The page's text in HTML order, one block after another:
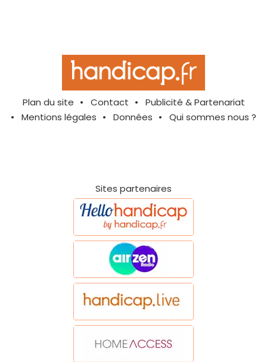
Plan du site Contact
Publicité & Partenariat
Mentions légales
Données Qui sommes nous ?
Sites partenaires